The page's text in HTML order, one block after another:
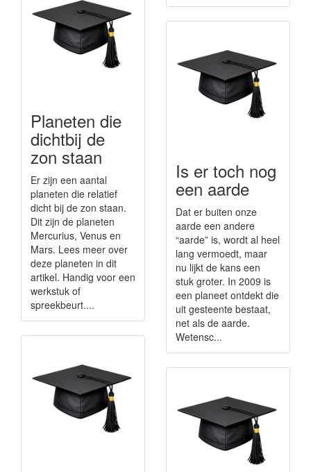
Planeten die
dichtbij de
zon staan
Er zijn een aantal
planeten die relatief
dicht bij de zon staan.
Dit zijn de planeten
Mercurius, Venus en
Mars. Lees meer over
deze planeten in dit
artikel. Handig voor een
werkstuk of
spreekbeurt....
Is er toch nog
een aarde
Dat er buiten onze
aarde een andere
“aarde” is, wordt al heel
lang vermoedt, maar
nu lijkt de kans een
stuk groter. In 2009 is
een planeet ontdekt die
uit gesteente bestaat,
net als de aarde.
Wetensc...